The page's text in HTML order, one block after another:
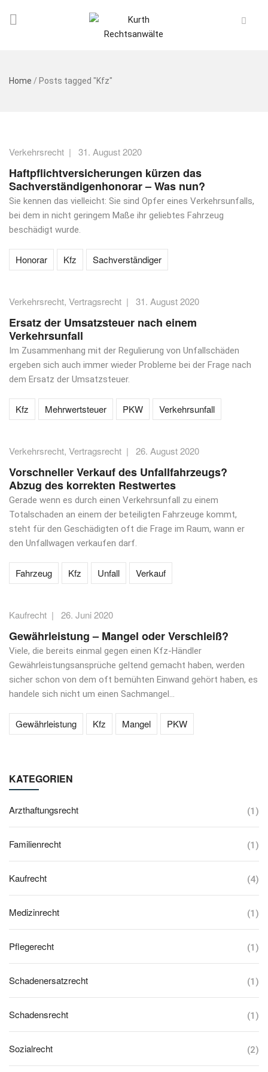
Home / Posts tagged "Kfz"
Verkehrsrecht | 31. August 2020
Haftpflichtversicherungen kürzen das
Sachverständigenhonorar – Was nun?
Sie kennen das vielleicht: Sie sind Opfer eines Verkehrsunfalls,
bei dem in nicht geringem Maße ihr geliebtes Fahrzeug
beschädigt wurde.
Honorar Kfz Sachverständiger
Verkehrsrecht, Vertragsrecht | 31. August 2020
Ersatz der Umsatzsteuer nach einem
Verkehrsunfall
Im Zusammenhang mit der Regulierung von Unfallschäden
ergeben sich auch immer wieder Probleme bei der Frage nach
dem Ersatz der Umsatzsteuer.
Kfz Mehrwertsteuer PKW Verkehrsunfall
Verkehrsrecht, Vertragsrecht | 26. August 2020
Vorschneller Verkauf des Unfallfahrzeugs?
Abzug des korrekten Restwertes
Gerade wenn es durch einen Verkehrsunfall zu einem
Totalschaden an einem der beteiligten Fahrzeuge kommt,
steht für den Geschädigten oft die Frage im Raum, wann er
den Unfallwagen verkaufen darf.
Fahrzeug Kfz Unfall Verkauf
Kaufrecht | 26. Juni 2020
Gewährleistung – Mangel oder Verschleiß?
Viele, die bereits einmal gegen einen Kfz-Händler
Gewährleistungsansprüche geltend gemacht haben, werden
sicher schon von dem oft bemühten Einwand gehört haben, es
handele sich nicht um einen Sachmangel...
Gewährleistung Kfz Mangel PKW
KATEGORIEN
Arzthaftungsrecht (1)
Familienrecht (1)
Kaufrecht (4)
Medizinrecht (1)
Pflegerecht (1)
Schadenersatzrecht (1)
Schadensrecht (1)
Sozialrecht (2)